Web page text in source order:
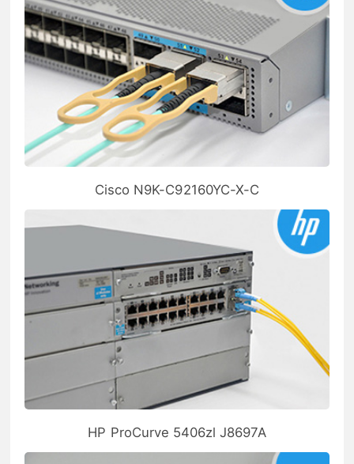
Cisco N9K-C92160YC-X-C
HP ProCurve 5406zl J8697A